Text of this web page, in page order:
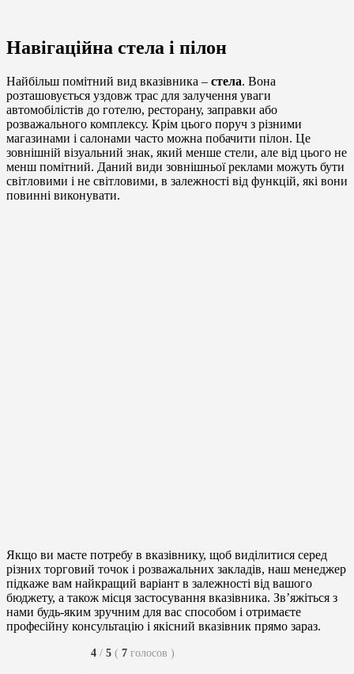
Навігаційна стела і пілон
Найбільш помітний вид вказівника – стела. Вона
розташовується уздовж трас для залучення уваги
автомобілістів до готелю, ресторану, заправки або
розважального комплексу. Крім цього поруч з різними
магазинами і салонами часто можна побачити пілон. Це
зовнішній візуальний знак, який менше стели, але від цього не
менш помітний. Даний види зовнішньої реклами можуть бути
світловими і не світловими, в залежності від функцій, які вони
повинні виконувати.
Якщо ви маєте потребу в вказівнику, щоб виділитися серед
різних торговий точок і розважальних закладів, наш менеджер
підкаже вам найкращий варіант в залежності від вашого
бюджету, а також місця застосування вказівника. Зв’яжіться з
нами будь-яким зручним для вас способом і отримаєте
професійну консультацію і якісний вказівник прямо зараз.
4 / 5 ( 7 голосов )